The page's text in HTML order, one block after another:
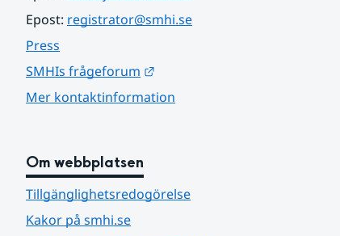
Epost: registrator@smhi.se
Press
SMHIs frågeforum
Mer kontaktinformation
Om webbplatsen
Tillgänglighetsredogörelse
Kakor på smhi.se